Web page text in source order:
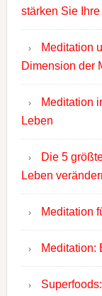
stärken Sie
Meditation
Dimension der
Meditation
Leben
Die 5
Leben
Meditation
Meditation: